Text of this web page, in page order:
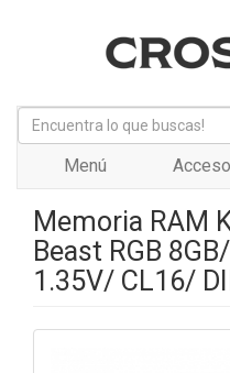
Menú Acceso
Memoria RAM
Beast RGB
1.35V/ CL16/